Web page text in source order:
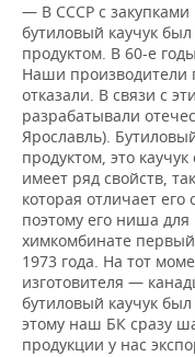
— В СССР с закупками
бутиловый каучук
продуктом. В 60-е
Наши производители
отказали. В связи с
разрабатывали
Ярославль).
продуктом, это
имеет ряд свойств,
которая отличает
поэтому его ниша
химкомбинате
1973 года. На тот
изготовителя —
бутиловый каучук
этому наш БК сразу
продукции у нас